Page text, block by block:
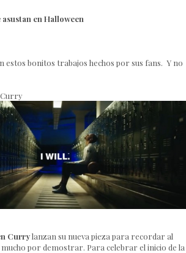
asustan en Halloween
estos bonitos trabajos hechos por sus fans. Y no
Curry
Currylanzan su nueva pieza para recordar al
por demostrar. Para celebrar el inicio de la